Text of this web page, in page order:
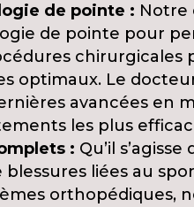
de pointe : Notre
de pointe pour
chirurgicales
optimaux. Le
avancées en
les plus
: Qu’il
blessures liées au
orthopédiques,